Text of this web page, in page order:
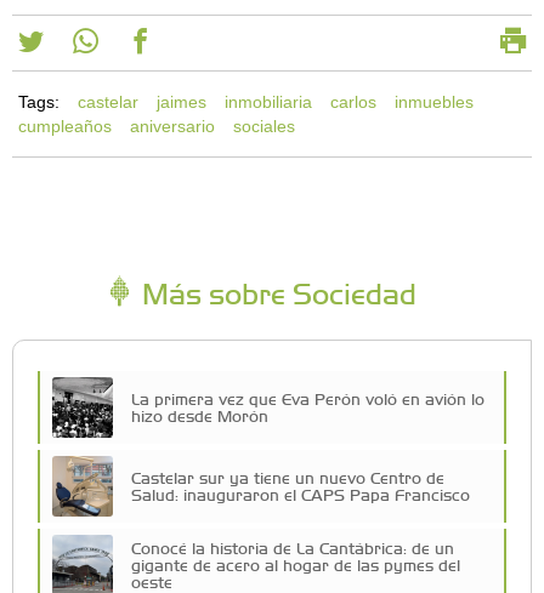
Tags: castelar jaimes inmobiliaria carlos
inmuebles
cumpleaños
aniversario sociales
Más sobre Sociedad
La primera vez que Eva Perón voló en avión lo
hizo desde Morón
Castelar sur ya tiene un nuevo Centro de
Salud: inauguraron el CAPS Papa Francisco
Conocé la historia de La Cantábrica: de un
gigante de acero al hogar de las pymes del
oeste